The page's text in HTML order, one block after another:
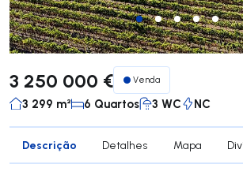
3 250 000 € Venda
3 299 m² 6 Quartos 3 WC NC
Descrição Detalhes Mapa